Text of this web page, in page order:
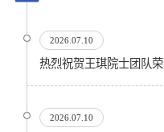
2026.07.10
热烈祝贺王琪院士团队
2026.07.10